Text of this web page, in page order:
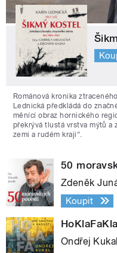
Románová kronika
Lednická předkládá do
měnící obraz hornického
překrývá tlustá vrstva mýtů a
zemi a rudém kraji“.
50
Zdeněk
Koupit
HoKlaFaKla
Ondřej Kukal